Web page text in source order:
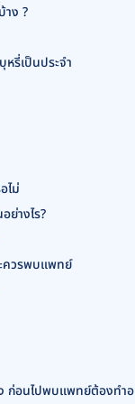
าง ?
รี่เป็นประจำ
ไม่
ย่างไร?
ควรพบแพทย์
ก่อนไปพบแพทย์ต้องทำอ